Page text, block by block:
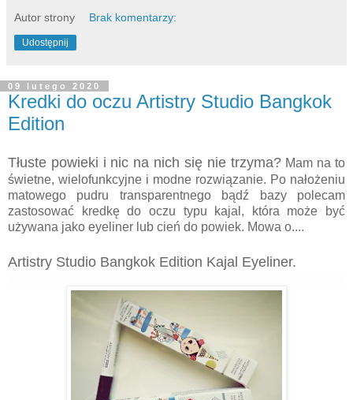
Autor strony Brak komentarzy:
Udostępnij
09 lutego 2020
Kredki do oczu Artistry Studio Bangkok
Edition
Tłuste powieki i nic na nich się nie trzyma? Mam na to
świetne, wielofunkcyjne i modne rozwiązanie. Po nałożeniu
matowego pudru transparentnego bądź bazy polecam
zastosować kredkę do oczu typu kajal, która może być
używana jako eyeliner lub cień do powiek. Mowa o....
Artistry Studio Bangkok Edition Kajal Eyeliner.